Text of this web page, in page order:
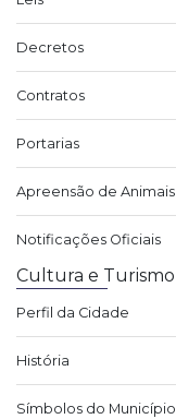
Decretos
Contratos
Portarias
Apreensão de Animais
Notificações Oficiais
Cultura e Turismo
Perfil da Cidade
História
Símbolos do Município